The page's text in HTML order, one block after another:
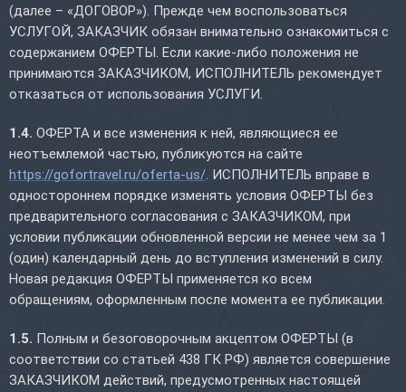
(далее – «ДОГОВОР»). Прежде чем воспользоваться
УСЛУГОЙ, ЗАКАЗЧИК обязан внимательно ознакомиться с
содержанием ОФЕРТЫ. Если какие-либо положения не
принимаются ЗАКАЗЧИКОМ, ИСПОЛНИТЕЛЬ рекомендует
отказаться от использования УСЛУГИ.
1.4. ОФЕРТА и все изменения к ней, являющиеся ее
неотъемлемой частью, публикуются на сайте
https://gofortravel.ru/oferta-us/. ИСПОЛНИТЕЛЬ вправе в
одностороннем порядке изменять условия ОФЕРТЫ без
предварительного согласования с ЗАКАЗЧИКОМ, при
условии публикации обновленной версии не менее чем за 1
(один) календарный день до вступления изменений в силу.
Новая редакция ОФЕРТЫ применяется ко всем
обращениям, оформленным после момента ее публикации.
1.5. Полным и безоговорочным акцептом ОФЕРТЫ (в
соответствии со статьей 438 ГК РФ) является совершение
ЗАКАЗЧИКОМ действий, предусмотренных настоящей